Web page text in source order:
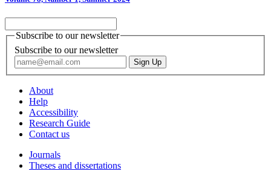
Subscribe to our newsletter
Subscribe to our newsletter
About
Help
Accessibility
Research Guide
Contact us
Journals
Theses and dissertations